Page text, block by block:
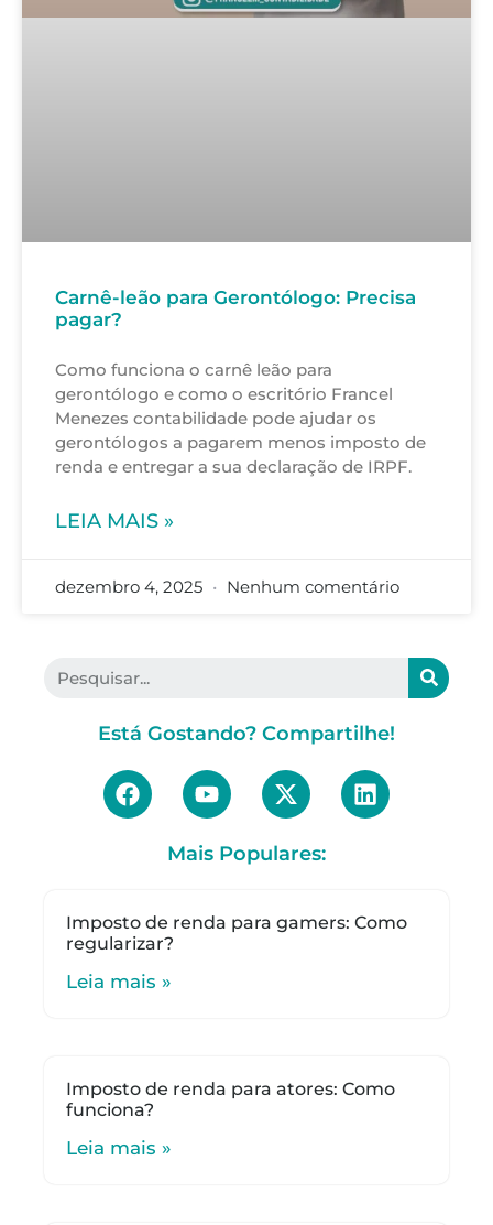
Carnê-leão para Gerontólogo: Precisa
pagar?
Como funciona o carnê leão para
gerontólogo e como o escritório Francel
Menezes contabilidade pode ajudar os
gerontólogos a pagarem menos imposto de
renda e entregar a sua declaração de IRPF.
LEIA MAIS »
dezembro 4, 2025 Nenhum comentário
Está Gostando? Compartilhe!
Mais Populares:
Imposto de renda para gamers: Como
regularizar?
Leia mais »
Imposto de renda para atores: Como
funciona?
Leia mais »